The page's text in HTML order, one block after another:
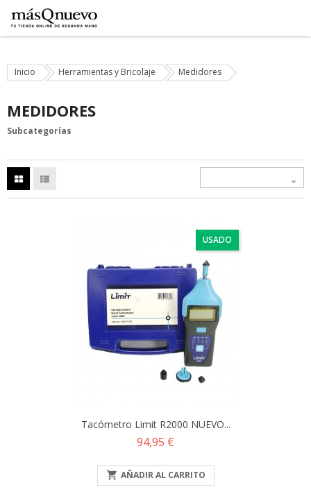
Inicio Herramientas y Bricolaje Medidores
MEDIDORES
Subcategorías

USADO
Tacómetro Limit R2000 NUEVO...
Precio
94,95 €
 AÑADIR AL CARRITO